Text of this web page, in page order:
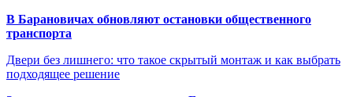
В Барановичах обновляют остановки общественного
транспорта
Двери без лишнего: что такое скрытый монтаж и как выбрать
подходящее решение